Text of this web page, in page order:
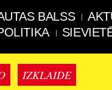
BALSS
IZKLAIDE